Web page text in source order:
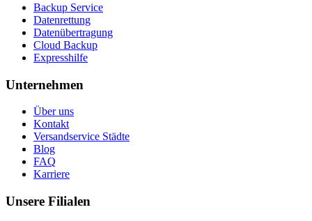
Backup Service
Datenrettung
Datenübertragung
Cloud Backup
Expresshilfe
Unternehmen
Über uns
Kontakt
Versandservice Städte
Blog
FAQ
Karriere
Unsere Filialen